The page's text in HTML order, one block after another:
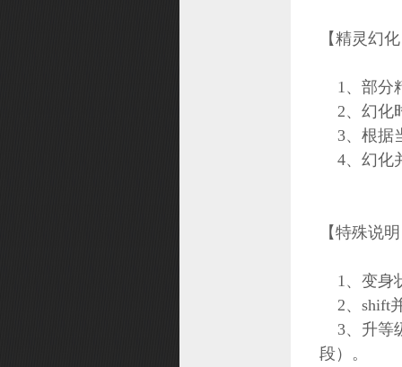
【精灵幻
1、部分
2、幻化
3、根据
4、幻化
【特殊说
1、变身
2、shift
3、升等
段）。